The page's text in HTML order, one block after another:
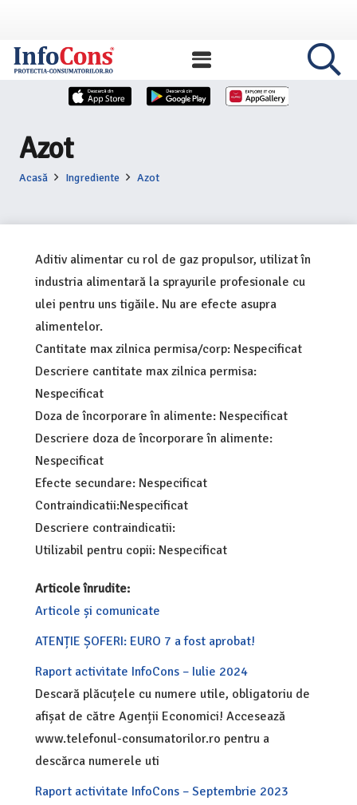
Azot
Acasă Ingrediente Azot
Aditiv alimentar cu rol de gaz propulsor, utilizat în
industria alimentară la sprayurile profesionale cu
ulei pentru uns tigăile. Nu are efecte asupra
alimentelor.
Cantitate max zilnica permisa/corp: Nespecificat
Descriere cantitate max zilnica permisa:
Nespecificat
Doza de încorporare în alimente: Nespecificat
Descriere doza de încorporare în alimente:
Nespecificat
Efecte secundare: Nespecificat
Contraindicatii:Nespecificat
Descriere contraindicatii:
Utilizabil pentru copii: Nespecificat
Articole înrudite:
Articole și comunicate
ATENȚIE ȘOFERI: EURO 7 a fost aprobat!
Raport activitate InfoCons – Iulie 2024
Descară plăcuțele cu numere utile, obligatoriu de
afișat de către Agenții Economici! Accesează
www.telefonul-consumatorilor.ro pentru a
descărca numerele uti
Raport activitate InfoCons – Septembrie 2023